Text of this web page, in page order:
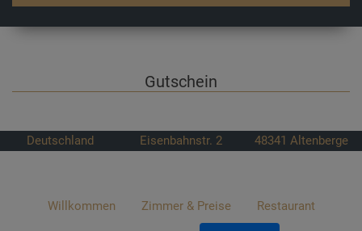
Gutschein
Deutschland Eisenbahnstr. 2 48341 Altenberge
Willkommen Zimmer & Preise Restaurant